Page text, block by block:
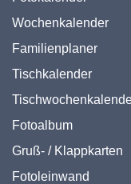
Wochenkalender
Familienplaner
Tischkalender
Fotoalbum
Gruß- / Klappkarten
Fotoleinwand